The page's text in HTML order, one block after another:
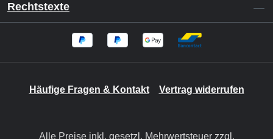
Rechtstexte
Häufige Fragen & Kontakt Vertrag widerrufen
Alle Preise inkl. gesetzl. Mehrwertsteuer zzgl.